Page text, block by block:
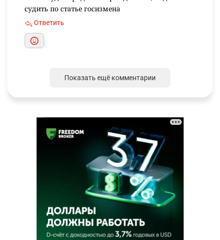
судить по статье госизмена
Ответить
Показать ещё комментарии